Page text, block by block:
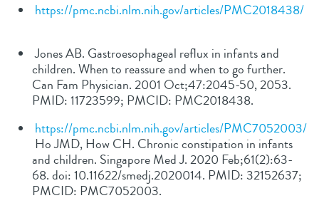
https://pmc.ncbi.nlm.nih.gov/articles/PMC2018438/
Jones AB. Gastroesophageal reflux in infants and
children. When to reassure and when to go further.
Can Fam Physician. 2001 Oct;47:2045-50, 2053.
PMID: 11723599; PMCID: PMC2018438.
https://pmc.ncbi.nlm.nih.gov/articles/PMC7052003/
Ho JMD, How CH. Chronic constipation in infants
and children. Singapore Med J. 2020 Feb;61(2):63-
68. doi: 10.11622/smedj.2020014. PMID: 32152637;
PMCID: PMC7052003.